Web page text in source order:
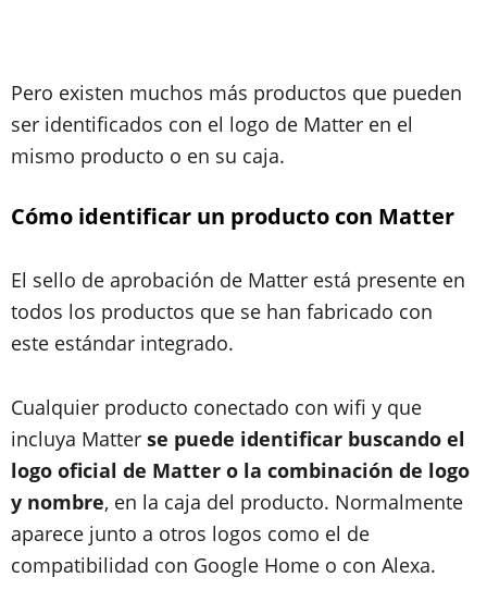
Pero existen muchos más productos que pueden
ser identificados con el logo de Matter en el
mismo producto o en su caja.
Cómo identificar un producto con Matter
El sello de aprobación de Matter está presente en
todos los productos que se han fabricado con
este estándar integrado.
Cualquier producto conectado con wifi y que
incluya Matter se puede identificar buscando el
logo oficial de Matter o la combinación de logo
y nombre, en la caja del producto. Normalmente
aparece junto a otros logos como el de
compatibilidad con Google Home o con Alexa.